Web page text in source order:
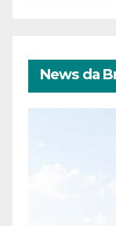
News da